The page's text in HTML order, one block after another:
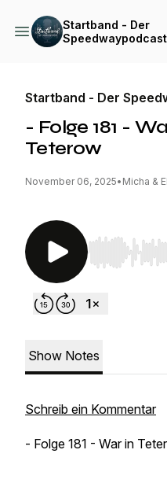
Startband - Der
Speedwaypodcast
Startband - Der
- Folge 181 -
Teterow
November 06, 2025• Micha &
Use Left/
Show Notes
Schreib ein Kommentar
- Folge 181 - War in